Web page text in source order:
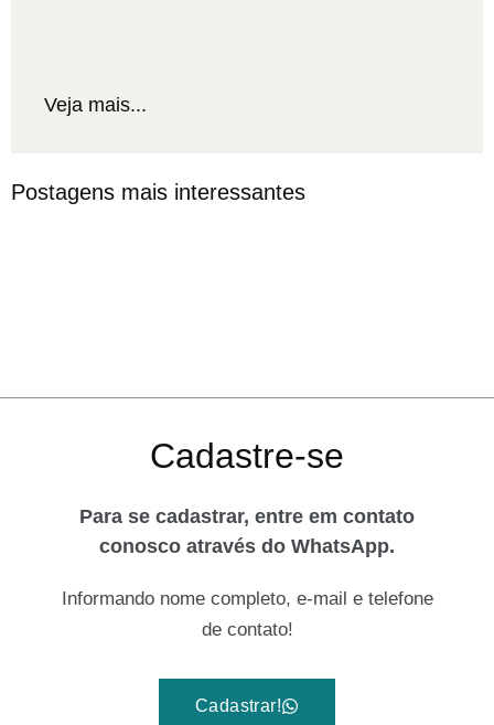
Veja mais...
Postagens mais interessantes
Cadastre-se
Para se cadastrar, entre em contato
conosco através do WhatsApp.
Informando nome completo, e-mail e telefone
de contato!
Cadastrar!